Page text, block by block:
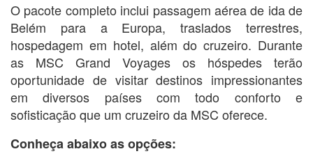
O pacote completo inclui passagem aérea de ida de
Belém para a Europa, traslados terrestres,
hospedagem em hotel, além do cruzeiro. Durante
as MSC Grand Voyages os hóspedes terão
oportunidade de visitar destinos impressionantes
em diversos países com todo conforto e
sofisticação que um cruzeiro da MSC oferece.
Conheça abaixo as opções: